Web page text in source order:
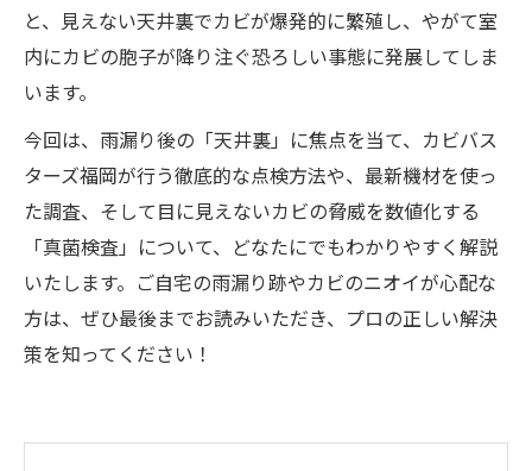
と、見えない天井裏でカビが爆発的に繁殖し、やがて室
内にカビの胞子が降り注ぐ恐ろしい事態に発展してしま
います。
今回は、雨漏り後の「天井裏」に焦点を当て、カビバス
ターズ福岡が行う徹底的な点検方法や、最新機材を使っ
た調査、そして目に見えないカビの脅威を数値化する
「真菌検査」について、どなたにでもわかりやすく解説
いたします。ご自宅の雨漏り跡やカビのニオイが心配な
方は、ぜひ最後までお読みいただき、プロの正しい解決
策を知ってください！